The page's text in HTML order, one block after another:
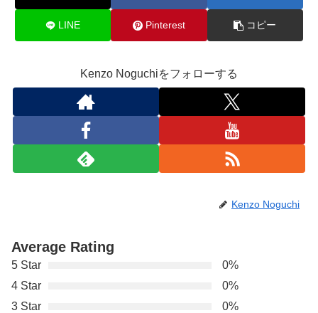
LINE Pinterest コピー
Kenzo Noguchiをフォローする
Kenzo Noguchi
Average Rating
5 Star
0%
4 Star
0%
3 Star
0%